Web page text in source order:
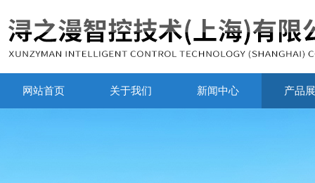
网站首页 关于我们 新闻中心 产品